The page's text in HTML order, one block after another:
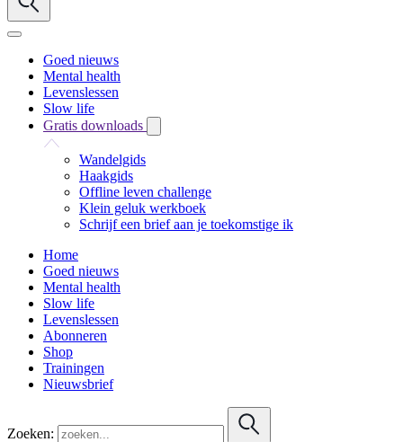
Goed nieuws
Mental health
Levenslessen
Slow life
Gratis downloads
Wandelgids
Haakgids
Offline leven challenge
Klein geluk werkboek
Schrijf een brief aan je toekomstige ik
Home
Goed nieuws
Mental health
Slow life
Levenslessen
Abonneren
Shop
Trainingen
Nieuwsbrief
Zoeken: